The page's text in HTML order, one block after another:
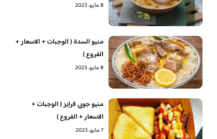
8 مايو، 2023
منيو السدة ( الوجبات + الاسعار +
الفروع )
8 مايو، 2023
منيو جوبي فرايز ( الوجبات +
الاسعار + الفروع )
7 مايو، 2023